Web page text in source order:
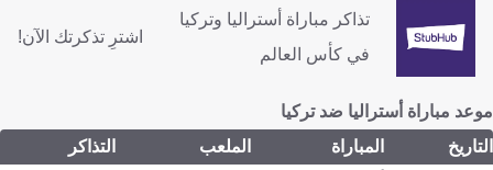
تذاكر مباراة أستراليا وتركيا
في كأس العالم
اشترِ تذكرتك الآن!
موعد مباراة أستراليا ضد تركيا
التاريخ
المباراة الملعب
التذاكر